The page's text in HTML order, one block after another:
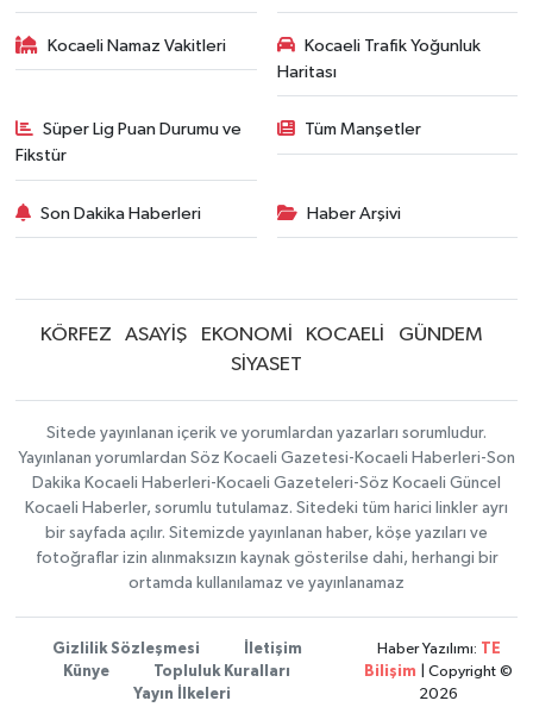
Kocaeli Namaz Vakitleri
Kocaeli Trafik Yoğunluk
Haritası
Süper Lig Puan Durumu ve
Fikstür
Tüm Manşetler
Son Dakika Haberleri Haber Arşivi
KÖRFEZ ASAYİŞ EKONOMİ KOCAELİ
GÜNDEM
SİYASET
Sitede yayınlanan içerik ve yorumlardan yazarları sorumludur.
Yayınlanan yorumlardan Söz Kocaeli Gazetesi-Kocaeli Haberleri-Son
Dakika Kocaeli Haberleri-Kocaeli Gazeteleri-Söz Kocaeli Güncel
Kocaeli Haberler, sorumlu tutulamaz. Sitedeki tüm harici linkler ayrı
bir sayfada açılır. Sitemizde yayınlanan haber, köşe yazıları ve
fotoğraflar izin alınmaksızın kaynak gösterilse dahi, herhangi bir
ortamda kullanılamaz ve yayınlanamaz
Gizlilik Sözleşmesi
İletişim
Künye
Topluluk Kuralları
Yayın İlkeleri
Haber Yazılımı: TE
Bilişim | Copyright ©
2026